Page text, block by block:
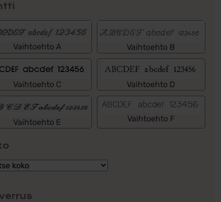
Vaihtoehto A Vaihtoehto B
Vaihtoehto C Vaihtoehto D
Vaihtoehto E Vaihtoehto F